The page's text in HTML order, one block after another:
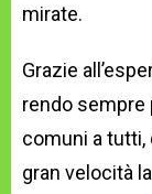
mirate.
Grazie
rendo sempre
comuni a tutti,
gran velocità